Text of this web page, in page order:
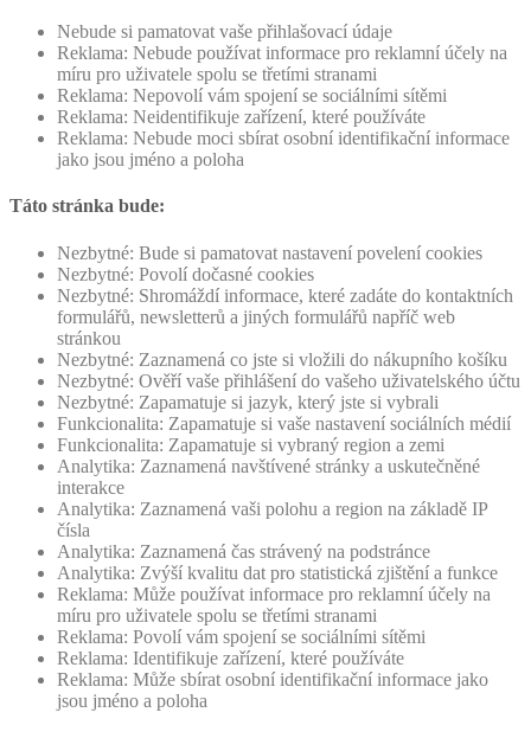
Nebude si pamatovat vaše přihlašovací údaje
Reklama: Nebude používat informace pro reklamní účely na
míru pro uživatele spolu se třetími stranami
Reklama: Nepovolí vám spojení se sociálními sítěmi
Reklama: Neidentifikuje zařízení, které používáte
Reklama: Nebude moci sbírat osobní identifikační informace
jako jsou jméno a poloha
Táto stránka bude:
Nezbytné: Bude si pamatovat nastavení povelení cookies
Nezbytné: Povolí dočasné cookies
Nezbytné: Shromáždí informace, které zadáte do kontaktních
formulářů, newsletterů a jiných formulářů napříč web
stránkou
Nezbytné: Zaznamená co jste si vložili do nákupního košíku
Nezbytné: Ověří vaše přihlášení do vašeho uživatelského účtu
Nezbytné: Zapamatuje si jazyk, který jste si vybrali
Funkcionalita: Zapamatuje si vaše nastavení sociálních médií
Funkcionalita: Zapamatuje si vybraný region a zemi
Analytika: Zaznamená navštívené stránky a uskutečněné
interakce
Analytika: Zaznamená vaši polohu a region na základě IP
čísla
Analytika: Zaznamená čas strávený na podstránce
Analytika: Zvýší kvalitu dat pro statistická zjištění a funkce
Reklama: Může používat informace pro reklamní účely na
míru pro uživatele spolu se třetími stranami
Reklama: Povolí vám spojení se sociálními sítěmi
Reklama: Identifikuje zařízení, které používáte
Reklama: Může sbírat osobní identifikační informace jako
jsou jméno a poloha